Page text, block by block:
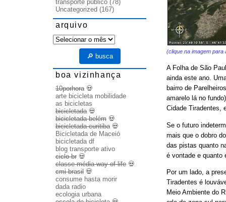
(clique na imagem para
A Folha de São
ainda este ano.
bairro de
amarelo lá no
Cidade Tiradentes,
Se o futuro
mais que o dobro
das pistas quanto
é vontade e quanto
Por um lado, a
Tiradentes é
Meio Ambiente do
transporte público (78)
Uncategorized (167)
arquivo
arquivo
🔎 busca
boa vizinhança
10porhora💀
arte bicicleta mobilidade
as bicicletas
bicicletada💀
bicicletada belém 💀
bicicletada curitiba💀
Bicicletada de Maceió
bicicletada df
blog transporte ativo
ciclo br 💀
classe média way of life 💀
cmi brasil 💀
consume hasta morir
dada radio
ecologia urbana